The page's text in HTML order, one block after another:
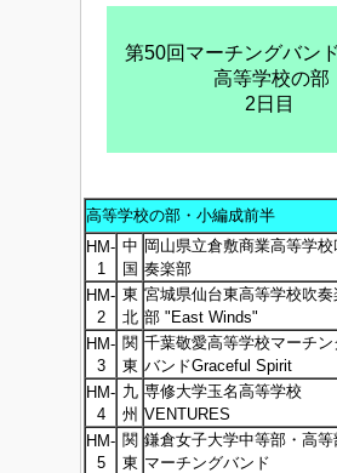
第50回マーチングバン
高等学校の部
2日目
高等学校の部・小編成前半
HM-
1
中
国
岡山県立倉敷商業高等学校
奏楽部
HM-
2
東
北
宮城県仙台東高等学校吹奏
部 "East Winds"
HM-
3
関
東
千葉敬愛高等学校マーチン
バンドGraceful Spirit
HM-
4
九
州
専修大学玉名高等学校
VENTURES
HM-
5
関
東
鎌倉女子大学中等部・高等
マーチングバンド